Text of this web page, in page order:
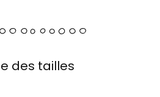
des tailles